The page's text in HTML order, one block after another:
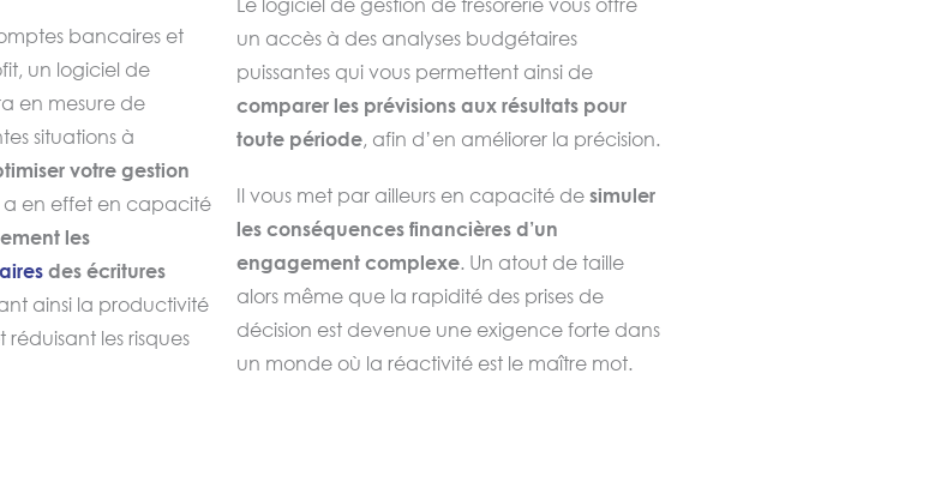
L‘ensemble des flux d’équilibrage consécutifs aux opérations de
cash pooling
pouvant être comptabilisés automatiquement par
votre logiciel de gestion de trésorerie.
bancaires et
un logiciel de
en mesure de
situations à
votre gestion
a en effet en capacité
les
des écritures
ainsi la productivité
les risques
un accès à des analyses budgétaires
puissantes qui vous permettent ainsi de
comparer les prévisions aux résultats pour
toute période, afin d’en améliorer la précision.
Il vous met par ailleurs en capacité de simuler
les conséquences financières d’un
engagement complexe. Un atout de taille
alors même que la rapidité des prises de
décision est devenue une exigence forte dans
un monde où la réactivité est le maître mot.